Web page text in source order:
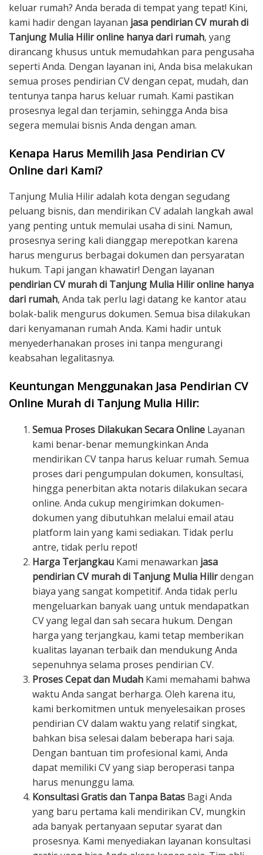
keluar rumah? Anda berada di tempat yang tepat! Kini,
kami hadir dengan layanan jasa pendirian CV murah di
Tanjung Mulia Hilir online hanya dari rumah, yang
dirancang khusus untuk memudahkan para pengusaha
seperti Anda. Dengan layanan ini, Anda bisa melakukan
semua proses pendirian CV dengan cepat, mudah, dan
tentunya tanpa harus keluar rumah. Kami pastikan
prosesnya legal dan terjamin, sehingga Anda bisa
segera memulai bisnis Anda dengan aman.
Kenapa Harus Memilih Jasa Pendirian CV
Online dari Kami?
Tanjung Mulia Hilir adalah kota dengan segudang
peluang bisnis, dan mendirikan CV adalah langkah awal
yang penting untuk memulai usaha di sini. Namun,
prosesnya sering kali dianggap merepotkan karena
harus mengurus berbagai dokumen dan persyaratan
hukum. Tapi jangan khawatir! Dengan layanan
pendirian CV murah di Tanjung Mulia Hilir online hanya
dari rumah, Anda tak perlu lagi datang ke kantor atau
bolak-balik mengurus dokumen. Semua bisa dilakukan
dari kenyamanan rumah Anda. Kami hadir untuk
menyederhanakan proses ini tanpa mengurangi
keabsahan legalitasnya.
Keuntungan Menggunakan Jasa Pendirian CV
Online Murah di Tanjung Mulia Hilir:
Semua Proses Dilakukan Secara Online Layanan
kami benar-benar memungkinkan Anda
mendirikan CV tanpa harus keluar rumah. Semua
proses dari pengumpulan dokumen, konsultasi,
hingga penerbitan akta notaris dilakukan secara
online. Anda cukup mengirimkan dokumen-
dokumen yang dibutuhkan melalui email atau
platform lain yang kami sediakan. Tidak perlu
antre, tidak perlu repot!
Harga Terjangkau Kami menawarkan jasa
pendirian CV murah di Tanjung Mulia Hilirdengan
biaya yang sangat kompetitif. Anda tidak perlu
mengeluarkan banyak uang untuk mendapatkan
CV yang legal dan sah secara hukum. Dengan
harga yang terjangkau, kami tetap memberikan
kualitas layanan terbaik dan mendukung Anda
sepenuhnya selama proses pendirian CV.
Proses Cepat dan Mudah Kami memahami bahwa
waktu Anda sangat berharga. Oleh karena itu,
kami berkomitmen untuk menyelesaikan proses
pendirian CV dalam waktu yang relatif singkat,
bahkan bisa selesai dalam beberapa hari saja.
Dengan bantuan tim profesional kami, Anda
dapat memiliki CV yang siap beroperasi tanpa
harus menunggu lama.
Konsultasi Gratis dan Tanpa Batas Bagi Anda
yang baru pertama kali mendirikan CV, mungkin
ada banyak pertanyaan seputar syarat dan
prosesnya. Kami menyediakan layanan konsultasi